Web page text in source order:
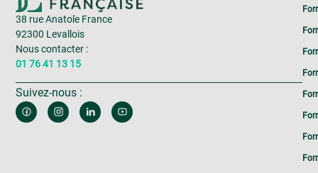
38 rue Anatole France
92300 Levallois
Nous contacter :
01 76 41 13 15
Suivez-nous :